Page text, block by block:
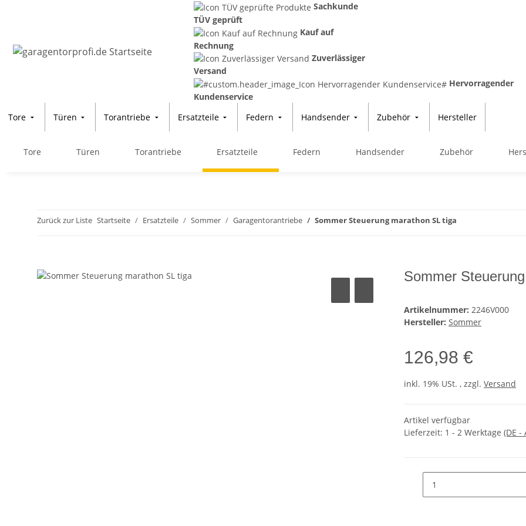
Sachkunde
TÜV geprüft
Kauf auf
Rechnung
Zuverlässiger
Versand
Hervorragender
Kundenservice
Tore
Türen Torantriebe Ersatzteile Federn Handsender Zubehör Hersteller
Tore Türen Torantriebe Ersatzteile Federn Handsender Zubehör
Zurück zur Liste Startseite Ersatzteile Sommer Garagentorantriebe Sommer Steuerung marathon SL tiga
Sommer
Artikelnummer: 2246V000
Hersteller: Sommer
126,98 €
inkl. 19% USt. , zzgl. Versand
Artikel verfügbar
Lieferzeit: 1 - 2 Werktage (DE